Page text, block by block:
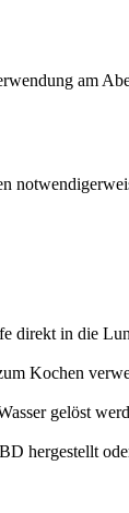
am
direkt in die
Kochen
gelöst
hergestellt